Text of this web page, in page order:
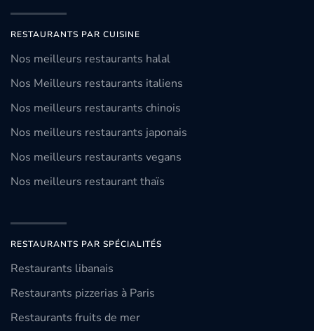
RESTAURANTS PAR CUISINE
Nos meilleurs restaurants halal
Nos Meilleurs restaurants italiens
Nos meilleurs restaurants chinois
Nos meilleurs restaurants japonais
Nos meilleurs restaurants vegans
Nos meilleurs restaurant thaïs
RESTAURANTS PAR SPÉCIALITÉS
Restaurants libanais
Restaurants pizzerias à Paris
Restaurants fruits de mer